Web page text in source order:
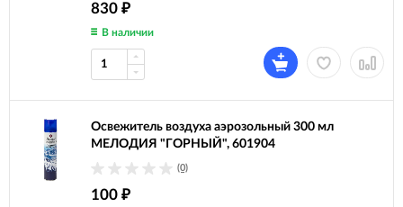
830 ₽
В наличии
Освежитель воздуха аэрозольный 300 мл
МЕЛОДИЯ "ГОРНЫЙ", 601904
(0)
100 ₽